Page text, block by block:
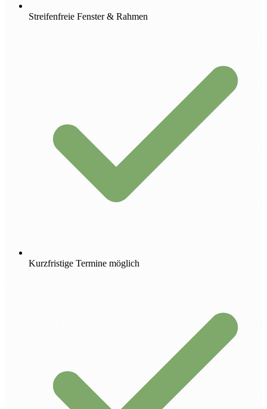
Streifenfreie Fenster & Rahmen
Kurzfristige Termine möglich